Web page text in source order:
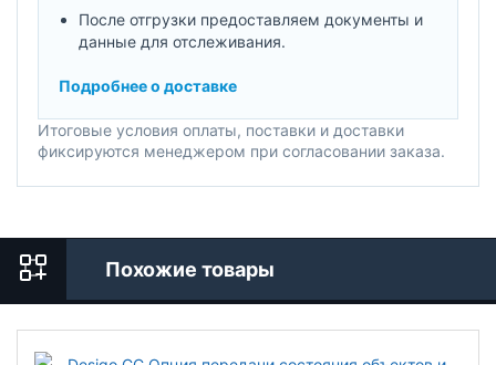
После отгрузки предоставляем документы и
данные для отслеживания.
Подробнее о доставке
Итоговые условия оплаты, поставки и доставки
фиксируются менеджером при согласовании заказа.
Похожие товары